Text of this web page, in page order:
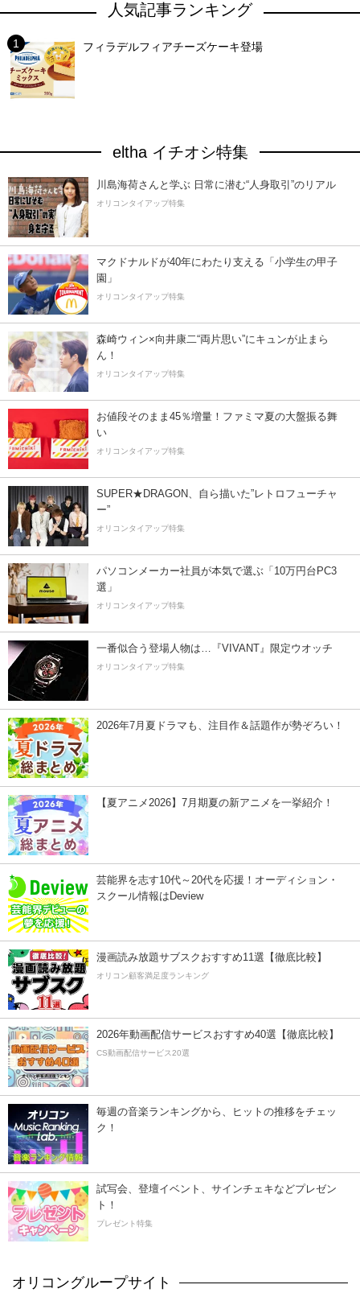
人気記事ランキング
フィラデルフィアチーズケーキ登場
eltha イチオシ特集
川島海荷さんと学ぶ 日常に潜む“人身取引”のリアル
オリコンタイアップ特集
マクドナルドが40年にわたり支える「小学生の甲子
園」
オリコンタイアップ特集
森崎ウィン×向井康二“両片思い”にキュンが止まら
ん！
オリコンタイアップ特集
お値段そのまま45％増量！ファミマ夏の大盤振る舞
い
オリコンタイアップ特集
SUPER★DRAGON、自ら描いた”レトロフューチャ
ー”
オリコンタイアップ特集
パソコンメーカー社員が本気で選ぶ「10万円台PC3
選」
オリコンタイアップ特集
一番似合う登場人物は…『VIVANT』限定ウオッチ
オリコンタイアップ特集
2026年7月夏ドラマも、注目作＆話題作が勢ぞろい！
【夏アニメ2026】7月期夏の新アニメを一挙紹介！
芸能界を志す10代～20代を応援！オーディション・
スクール情報はDeview
漫画読み放題サブスクおすすめ11選【徹底比較】
オリコン顧客満足度ランキング
2026年動画配信サービスおすすめ40選【徹底比較】
CS動画配信サービス20選
毎週の音楽ランキングから、ヒットの推移をチェッ
ク！
試写会、登壇イベント、サインチェキなどプレゼン
ト！
プレゼント特集
オリコングループサイト